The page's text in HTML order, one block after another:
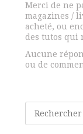
Merci de ne
magazines /
acheté, ou
des tutos qui
Aucune
ou de
Rechercher